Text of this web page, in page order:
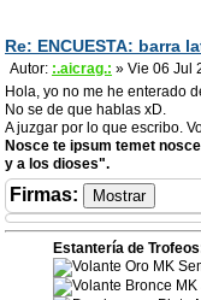
Re: ENCUESTA: barra
Autor: :.aicrag.: » Vie 06 Jul
Hola, yo no me he enterado
No se de que hablas xD.
A juzgar por lo que escribo.
Nosce te ipsum temet
y a los dioses".
Firmas:
Estantería de